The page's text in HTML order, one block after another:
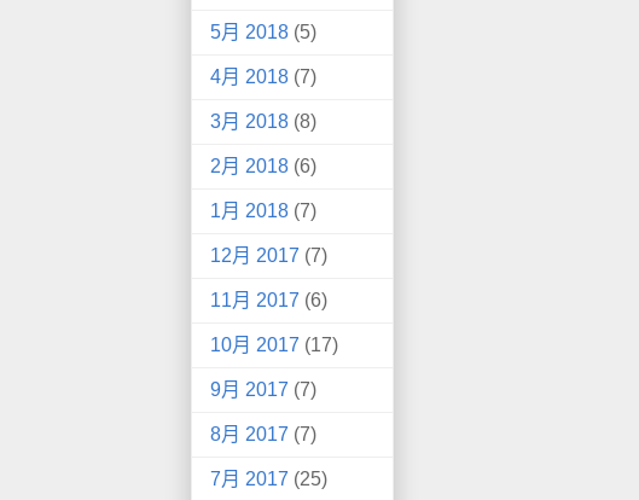
5月 2018 (5)
4月 2018 (7)
3月 2018 (8)
2月 2018 (6)
1月 2018 (7)
12月 2017 (7)
11月 2017 (6)
10月 2017 (17)
9月 2017 (7)
8月 2017 (7)
7月 2017 (25)